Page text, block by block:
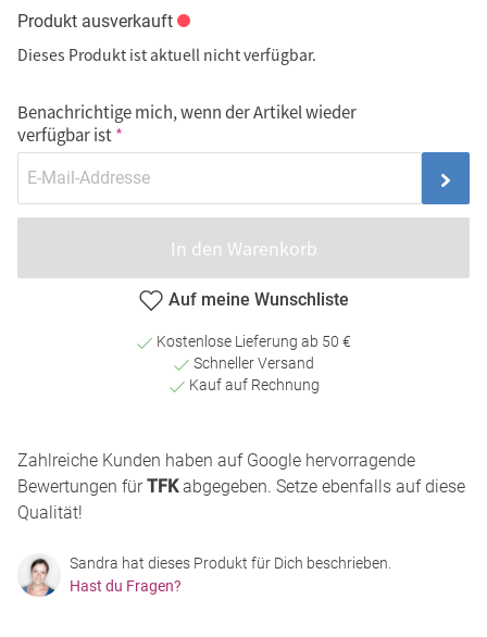
Produkt ausverkauft
Dieses Produkt ist aktuell nicht verfügbar.
Benachrichtige mich, wenn der Artikel wieder
verfügbar ist
In den Warenkorb
Auf meine Wunschliste
Kostenlose Lieferung ab 50 €
Schneller Versand
Kauf auf Rechnung
Zahlreiche Kunden haben auf Google hervorragende
Bewertungen fürTFKabgegeben. Setze ebenfalls auf diese
Qualität!
Sandra hat dieses Produkt für Dich beschrieben.
Hast du Fragen?